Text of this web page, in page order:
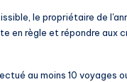
le propriétaire de
en règle et répondre aux
au moins 10 voyages